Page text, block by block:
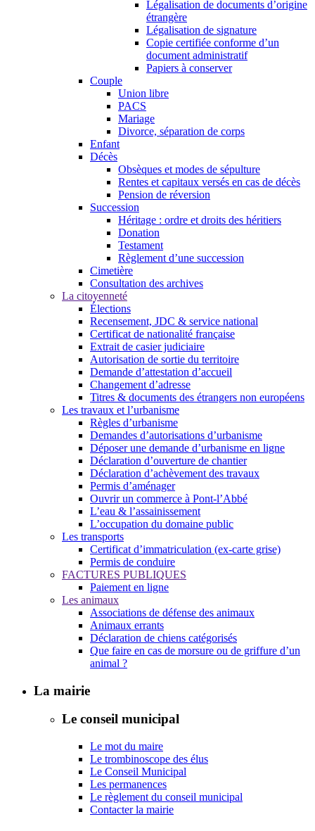
Légalisation de documents d’origine
étrangère
Légalisation de signature
Copie certifiée conforme d’un
document administratif
Papiers à conserver
Couple
Union libre
PACS
Mariage
Divorce, séparation de corps
Enfant
Décès
Obsèques et modes de sépulture
Rentes et capitaux versés en cas de décès
Pension de réversion
Succession
Héritage : ordre et droits des héritiers
Donation
Testament
Règlement d’une succession
Cimetière
Consultation des archives
La citoyenneté
Élections
Recensement, JDC & service national
Certificat de nationalité française
Extrait de casier judiciaire
Autorisation de sortie du territoire
Demande d’attestation d’accueil
Changement d’adresse
Titres & documents des étrangers non européens
Les travaux et l’urbanisme
Règles d’urbanisme
Demandes d’autorisations d’urbanisme
Déposer une demande d’urbanisme en ligne
Déclaration d’ouverture de chantier
Déclaration d’achèvement des travaux
Permis d’aménager
Ouvrir un commerce à Pont-l’Abbé
L’eau & l’assainissement
L’occupation du domaine public
Les transports
Certificat d’immatriculation (ex-carte grise)
Permis de conduire
FACTURES PUBLIQUES
Paiement en ligne
Les animaux
Associations de défense des animaux
Animaux errants
Déclaration de chiens catégorisés
Que faire en cas de morsure ou de griffure d’un
animal ?
La mairie
Le conseil municipal
Le mot du maire
Le trombinoscope des élus
Le Conseil Municipal
Les permanences
Le règlement du conseil municipal
Contacter la mairie